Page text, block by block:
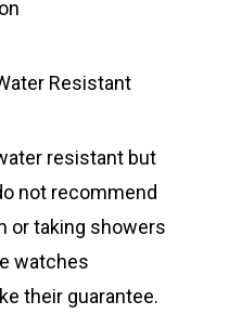
Resistant
resistant but
not recommend
or taking showers
watches
their guarantee.